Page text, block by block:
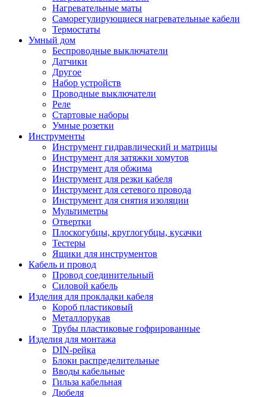
Нагревательные маты
Саморегулирующиеся нагревательные кабели
Термостаты
Умный дом
Беспроводные выключатели
Датчики
Другое
Набор устройств
Проводные выключатели
Реле
Стартовые наборы
Умные розетки
Инструменты
Инструмент гидравлический и матрицы
Инструмент для затяжки хомутов
Инструмент для обжима
Инструмент для резки кабеля
Инструмент для сетевого провода
Инструмент для снятия изоляции
Мультиметры
Отвертки
Плоскогубцы, круглогубцы, кусачки
Тестеры
Ящики для инструментов
Кабель и провод
Провод соединительный
Силовой кабель
Изделия для прокладки кабеля
Короб пластиковый
Металлорукав
Трубы пластиковые гофрированные
Изделия для монтажа
DIN-рейка
Блоки распределительные
Вводы кабельные
Гильза кабельная
Дюбеля